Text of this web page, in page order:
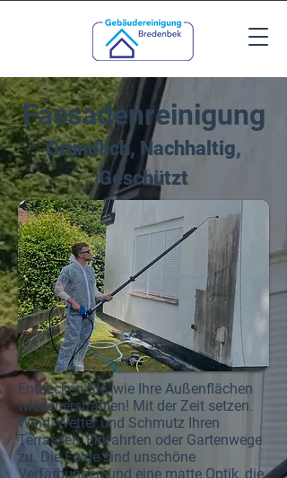
Fassadenreinigung
Gründlich, Nachhaltig,
Geschützt
Entdecken Sie, wie Ihre Außenflächen
wieder erstrahlen! Mit der Zeit setzen.
Wind, Wetter und Schmutz Ihren
Terrassen, Einfahrten oder Gartenwege
zu. Die Folge sind unschöne
Verfärbungen und eine matte Optik, die